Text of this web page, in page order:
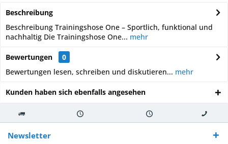
Beschreibung
Beschreibung Trainingshose One – Sportlich, funktional und
nachhaltig Die Trainingshose One... mehr
Bewertungen
0
Bewertungen lesen, schreiben und diskutieren... mehr
Kunden haben sich ebenfalls angesehen
Kostenloser
Versand ab €
250,-
Versand innerhalb von Versand von So erreichen
Sie uns 0160
970 511 90
Newsletter